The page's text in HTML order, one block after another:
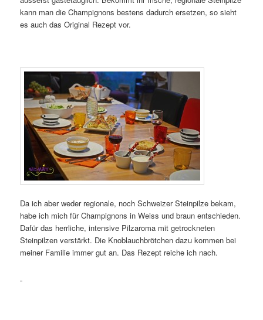
kann man die Champignons bestens dadurch ersetzen, so sieht
es auch das Original Rezept vor.
Da ich aber weder regionale, noch Schweizer Steinpilze bekam,
habe ich mich für Champignons in Weiss und braun entschieden.
Dafür das herrliche, intensive Pilzaroma mit getrockneten
Steinpilzen verstärkt. Die Knoblauchbrötchen dazu kommen bei
meiner Familie immer gut an. Das Rezept reiche ich nach.